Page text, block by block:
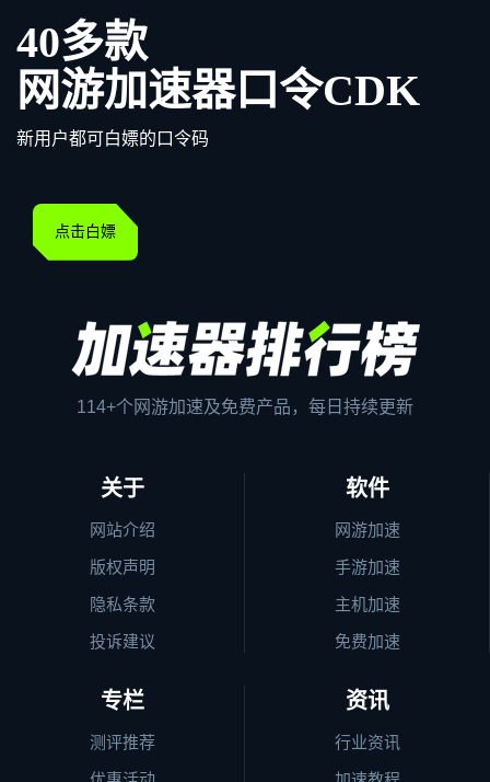
40多款
网游加速器口令CDK
新用户都可白嫖的口令码
点击白嫖
114+个网游加速及免费产品，每日持续更新
关于
网站介绍
版权声明
隐私条款
投诉建议
软件
网游加速
手游加速
主机加速
免费加速
专栏
测评推荐
资讯
行业资讯